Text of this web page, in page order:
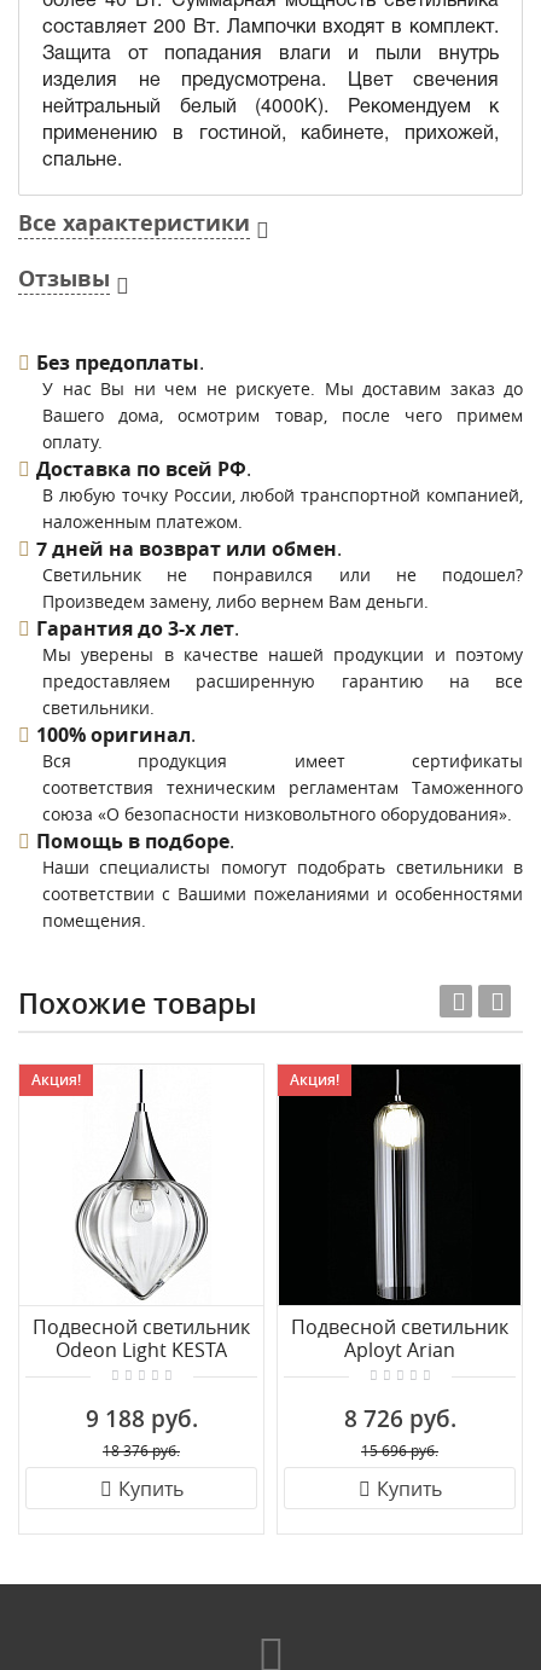
составляет 200 Вт. Лампочки входят в комплект.
Защита от попадания влаги и пыли внутрь
изделия не предусмотрена. Цвет свечения
нейтральный белый (4000K). Рекомендуем к
применению в гостиной, кабинете, прихожей,
спальне.
Все характеристики
Отзывы
Без предоплаты.
У нас Вы ни чем не рискуете. Мы доставим заказ до
Вашего дома, осмотрим товар, после чего примем
оплату.
Доставка по всей РФ.
В любую точку России, любой транспортной компанией,
наложенным платежом.
7 дней на возврат или обмен.
Светильник не понравился или не подошел?
Произведем замену, либо вернем Вам деньги.
Гарантия до 3-х лет.
Мы уверены в качестве нашей продукции и поэтому
предоставляем расширенную гарантию на все
светильники.
100% оригинал.
Вся продукция имеет сертификаты
соответствия техническим регламентам Таможенного
союза «О безопасности низковольтного оборудования».
Помощь в подборе.
Наши специалисты помогут подобрать светильники в
соответствии с Вашими пожеланиями и особенностями
помещения.
Похожие товары
Акция!
Подвесной светильник
Odeon Light KESTA
4949/1
9 188 руб.
18 376 руб.
Купить
Акция!
Подвесной светильник
Aployt Arian
APL.325.06.01
8 726 руб.
15 696 руб.
Купить